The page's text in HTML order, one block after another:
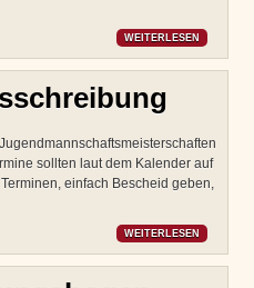
WEITERLESEN
sollten laut dem Kalender auf
einfach Bescheid geben,
WEITERLESEN